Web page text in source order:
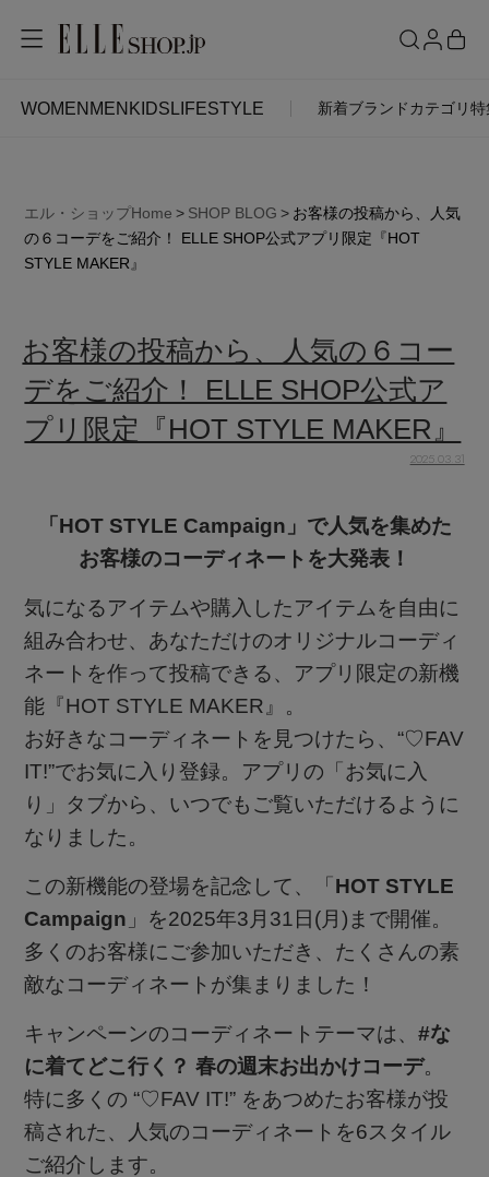
WOMEN MEN KIDS LIFESTYLE 新着ブランド カテゴリ特
ITEMS
ブランド
最旬！トレンドワード
【予約】新作ウェアをチェック
【Tシャツ】デイリーに活躍
【日傘】完全遮光・軽量傘
【リネン】涼しい夏素材
【CFCL】注目のPOP-UP
【レース】上品な透け感
【雨の日】急な雨対策グッズ
アイテム一覧
OFF PRICE ITEMS
CATEGORY
ウェア
すべてのウェア
ブラウス・シャツ
カットソー・Tシャツ
ワンピース・チュニック
シューズ
すべてのシューズ
サンダル
パンプス
すべてのバッグ・財布
ファッション小物
すべてのファッション小物
アクセサリー
ACCOUNT
お気に入りブランド
ご注文履歴
ポイント・クーポン
マイページ
SUPPORT
ご利用ガイド
カスタマーサポート
エル・ショップについて
お知らせ
よくあるご質問
SEE RESULTS
エル・ショップHome SHOP BLOG
お客様の投稿から、人気
の６コーデをご紹介！ ELLE SHOP公式アプリ限定『HOT
STYLE MAKER』
投
2025.03.31
お客様の投稿から、人気の６コー
デをご紹介！ ELLE SHOP公式ア
プリ限定『HOT STYLE MAKER』
「HOT STYLE Campaign」で人気を集めた
お客様のコーディネートを大発表！
気になるアイテムや購入したアイテムを自由に
組み合わせ、あなただけのオリジナルコーディ
ネートを作って投稿できる、アプリ限定の新機
能『HOT STYLE MAKER』。
お好きなコーディネートを見つけたら、“♡FAV
IT!”でお気に入り登録。アプリの「お気に入
り」タブから、いつでもご覧いただけるように
なりました。
この新機能の登場を記念して、「HOT STYLE
Campaign 」を2025年3月31日(月)まで開催。
多くのお客様にご参加いただき、たくさんの素
敵なコーディネートが集まりました！
キャンペーンのコーディネートテーマは、#な
に着てどこ行く？ 春の週末お出かけコーデ。
特に多くの “♡FAV IT!” をあつめたお客様が投
稿された、人気のコーディネートを6スタイル
ご紹介します。